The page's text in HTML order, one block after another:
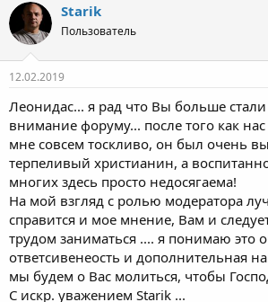
Starik
Пользователь
12.02.2019
Леонидас... я рад что Вы больше стали
внимание форуму... после того как нас
мне совсем тоскливо, он был очень
терпеливый христианин, а
многих здесь просто недосягаема!
На мой взгляд с ролью модератора
справится и мое мнение, Вам и
трудом заниматься .... я понимаю это
ответсивенеость и дополнительная
мы будем о Вас молиться, чтобы
С искр. уважением Starik ...